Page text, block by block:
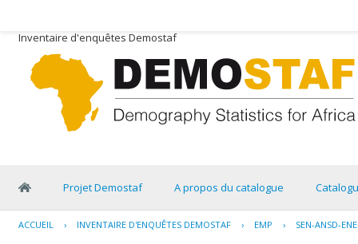
Inventaire d'enquêtes Demostaf
Projet Demostaf A propos du catalogue
ACCUEIL › INVENTAIRE D'ENQUÊTES DEMOSTAF › EMP › SEN-ANSD-